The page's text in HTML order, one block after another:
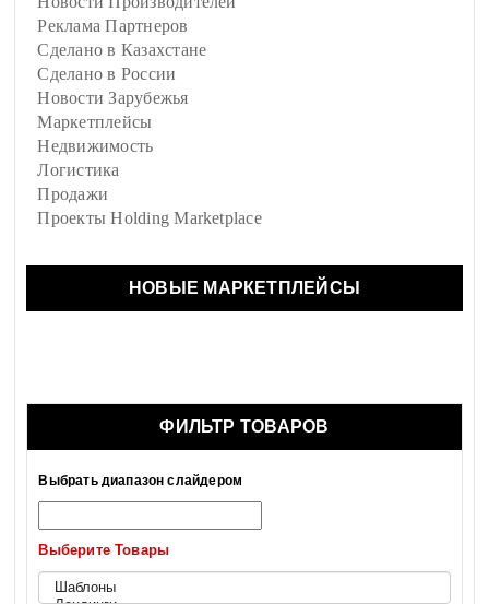
Реклама Партнеров
Сделано в Казахстане
Сделано в России
Новости Зарубежья
Маркетплейсы
Недвижимость
Логистика
Продажи
Проекты Holding Marketplace
НОВЫЕ МАРКЕТПЛЕЙСЫ
ФИЛЬТР ТОВАРОВ
Выбрать диапазон слайдером
Выберите Товары